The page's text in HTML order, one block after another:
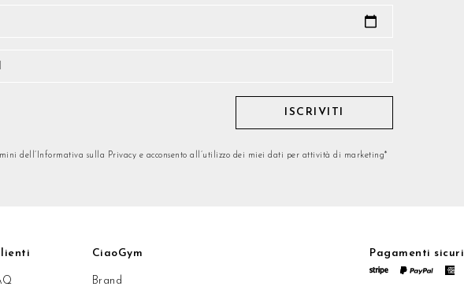
ISCRIVITI
dell’Informativa sulla Privacy e acconsento all’utilizzo dei miei dati per attività di marketing*
CiaoGym
Brand
Pagamenti sicuri